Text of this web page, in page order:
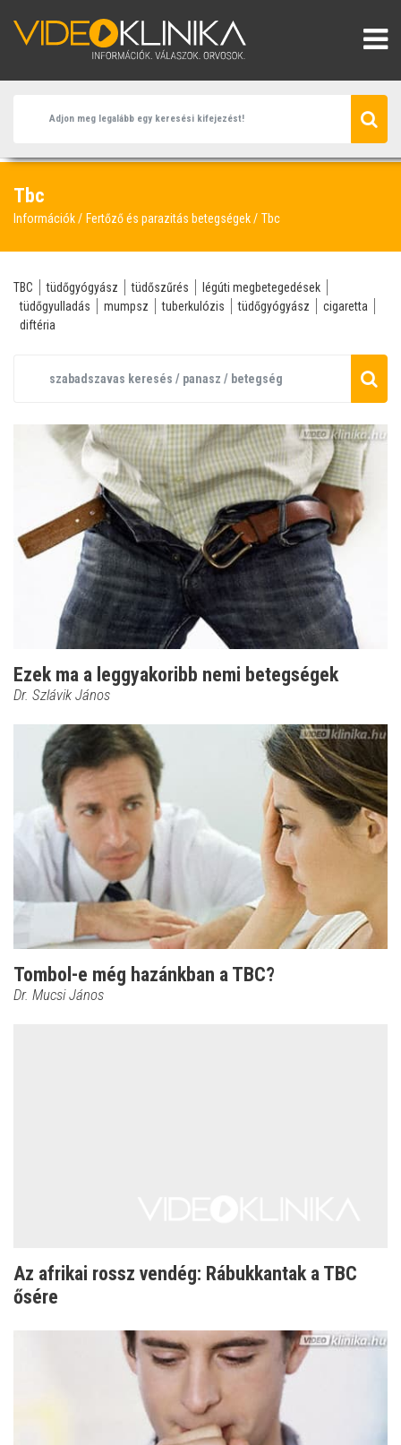
Tbc
Információk Fertőző és parazitás betegségek Tbc
TBC tüdőgyógyász tüdőszűrés
légúti megbetegedések
tüdőgyulladás
mumpsz tuberkulózis tüdőgyógyász
cigaretta
diftéria
Ezek ma a leggyakoribb nemi betegségek
Dr. Szlávik János
Tombol-e még hazánkban a TBC?
Dr. Mucsi János
Az afrikai rossz vendég: Rábukkantak a TBC
ősére